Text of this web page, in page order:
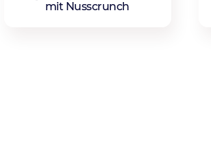
mit Nusscrunch